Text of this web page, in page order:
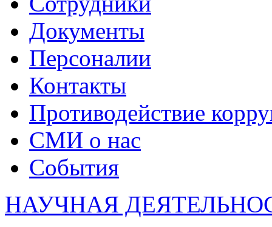
Документы
Персоналии
Контакты
Противодействие
СМИ о нас
События
НАУЧНАЯ